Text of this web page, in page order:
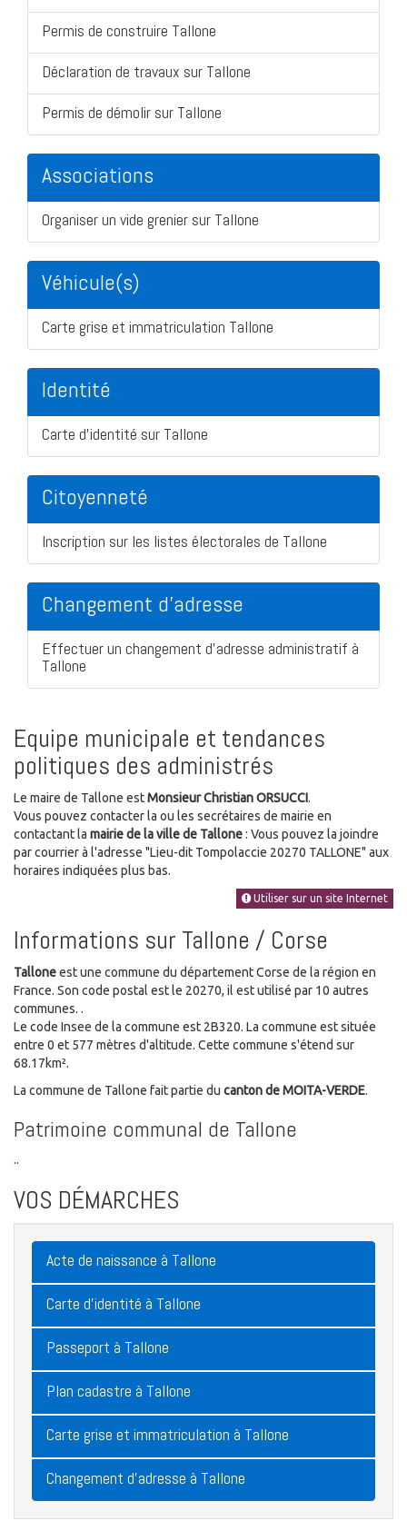
Permis de construire Tallone
Déclaration de travaux sur Tallone
Permis de démolir sur Tallone
Associations
Organiser un vide grenier sur Tallone
Véhicule(s)
Carte grise et immatriculation Tallone
Identité
Carte d'identité sur Tallone
Citoyenneté
Inscription sur les listes électorales de Tallone
Changement d'adresse
Effectuer un changement d'adresse administratif à
Tallone
Equipe municipale et tendances
politiques des administrés
Le maire de Tallone estMonsieur Christian ORSUCCI.
Vous pouvez contacter la ou les secrétaires de mairie en
contactant la mairie de la ville de Tallone: Vous pouvez la joindre
par courrier à l'adresse "Lieu-dit Tompolaccie 20270 TALLONE" aux
horaires indiquées plus bas.
Utiliser sur un site Internet
Informations sur Tallone / Corse
Talloneest une commune du département Corse de la région en
France. Son code postal est le 20270, il est utilisé par 10 autres
communes. .
Le code Insee de la commune est 2B320. La commune est située
entre 0 et 577 mètres d'altitude. Cette commune s'étend sur
68.17km².
La commune de Tallone fait partie du canton de MOITA-VERDE.
Patrimoine communal de Tallone
..
VOS DÉMARCHES
Acte de naissance à Tallone
Carte d'identité à Tallone
Passeport à Tallone
Plan cadastre à Tallone
Carte grise et immatriculation à Tallone
Changement d'adresse à Tallone